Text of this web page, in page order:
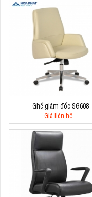
Ghế giám đốc SG608
Giá liên hệ